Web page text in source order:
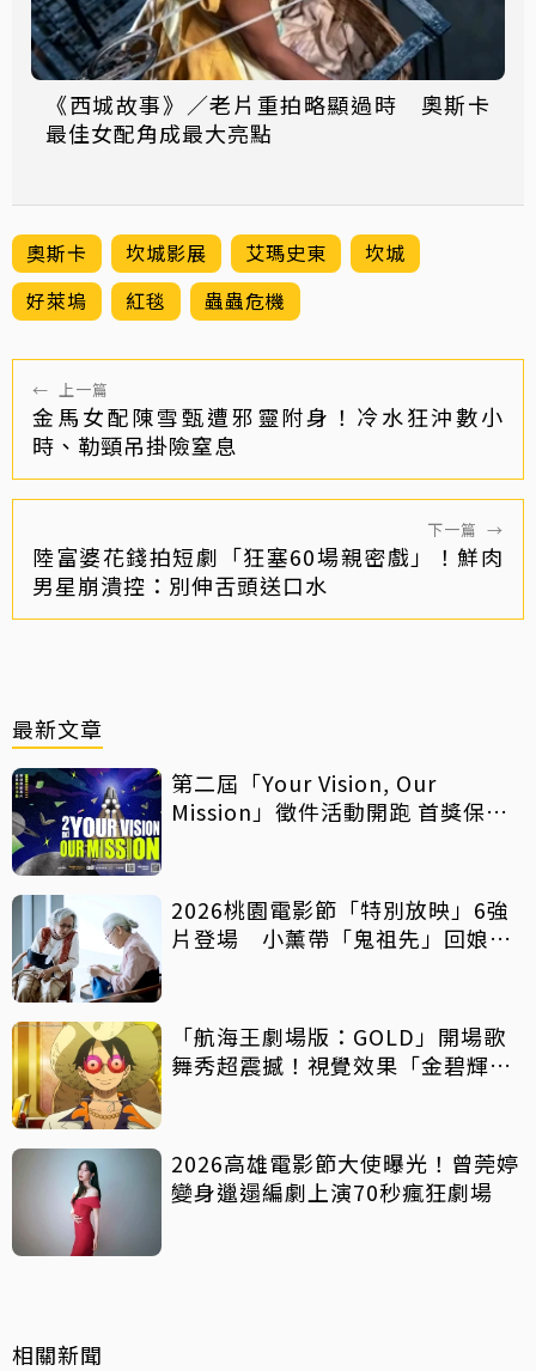
《西城故事》／老片重拍略顯過時 奧斯卡
最佳女配角成最大亮點
奧斯卡 坎城影展 艾瑪史東
坎城
好萊塢
紅毯 蟲蟲危機
← 上一篇
金馬女配陳雪甄遭邪靈附身！冷水狂沖數小
時、勒頸吊掛險窒息
下一篇 →
陸富婆花錢拍短劇「狂塞60場親密戲」！鮮肉
男星崩潰控：別伸舌頭送口水
最新文章
第二屆「Your Vision, Our
Mission」徵件活動開跑 首獎保證
2026桃園電影節「特別放映」6強
片登場 小薰帶「鬼祖先」回娘
「航海王劇場版：GOLD」開場歌
舞秀超震撼！視覺效果「金碧輝
2026高雄電影節大使曝光！曾莞婷
變身邋遢編劇上演70秒瘋狂劇場
相關新聞